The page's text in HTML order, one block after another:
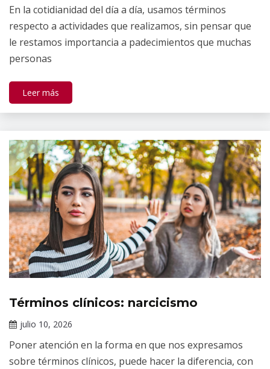
mental
Gallardo
En la cotidianidad del día a día, usamos términos
respecto a actividades que realizamos, sin pensar que
le restamos importancia a padecimientos que muchas
personas
Leer más
Tópicos
salud
mental
Términos clínicos: narcicismo
julio 10, 2026
Gallardo
Poner atención en la forma en que nos expresamos
sobre términos clínicos, puede hacer la diferencia, con